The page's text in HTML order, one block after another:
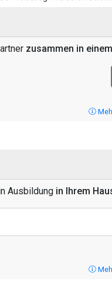
zusammen in
Ausbildung in Ihrem